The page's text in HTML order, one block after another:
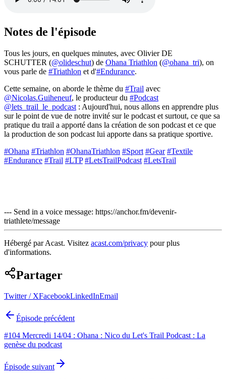
Notes de l'épisode
Tous les jours, en quelques minutes, avec Olivier DE
SCHUTTER (@olideschut) de Ohana Triathlon (@ohana_tri), on
vous parle de #Triathlon et d'#Endurance.
Cette semaine, on aborde le thème du #Trail avec
@Nicolas.Guiheneuf, le producteur du #Podcast
@lets_trail_le_podcast : Aujourd'hui, nous allons en apprendre plus
sur le point de vue de notre invité sur le podcast et surtout, ce que sa
pratique du trail a apporté dans la création de son podcast et ce que
la production de son podcast lui apporte dans sa pratique sportive.
#Ohana #Triathlon #OhanaTriathlon #Sport #Gear #Textile
#Endurance #Trail #LTP #LetsTrailPodcast #LetsTrail
--- Send in a voice message: https://anchor.fm/devenir-
triathlete/message
Hébergé par Acast. Visitez acast.com/privacy pour plus
d'informations.
Partager
Twitter / XFacebookLinkedInEmail
Épisode précédent
#104 Mercredi 14/04 : Ohana : Nico du Let's Trail Podcast : La
genèse du podcast
Épisode suivant